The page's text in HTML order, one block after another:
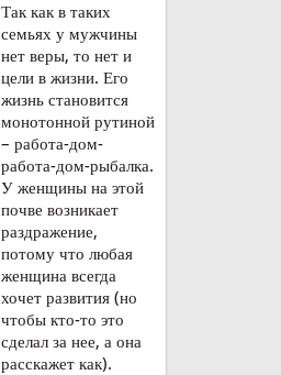
Так как в таких
семьях у мужчины
нет веры, то нет и
цели в жизни. Его
жизнь становится
монотонной рутиной
– работа-дом-
работа-дом-рыбалка.
У женщины на этой
почве возникает
раздражение,
потому что любая
женщина всегда
хочет развития (но
чтобы кто-то это
сделал за нее, а она
расскажет как).